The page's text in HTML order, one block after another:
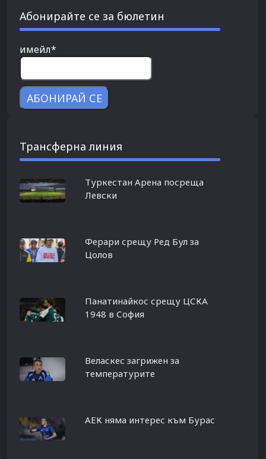
Абонирайте се за бюлетин
имейл*
Трансферна линия
Туркестан Арена посреща
Левски
Ферари срещу Ред Бул за
Цолов
Панатинайкос срещу ЦСКА
1948 в София
Веласкес загрижен за
температурите
АЕК няма интерес към Бурас